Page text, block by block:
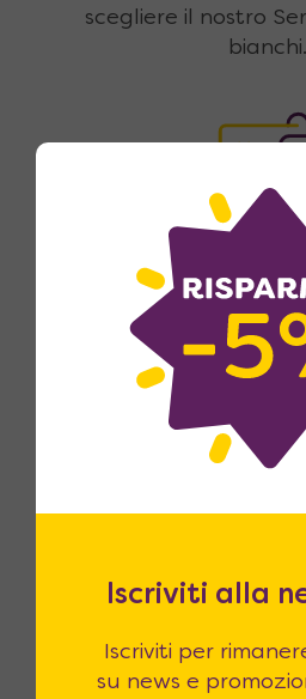
scegliere il nostro
bianchi.
Pagamenti
Pagamento con
bonifico bancario,
anticipato all'ordine
giorni prima della
con finanziamento
Iscriviti alla
Iscriviti per
su news e